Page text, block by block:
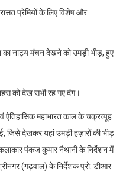
प्रेमियों के लिए विशेष और
का नाट्य मंचन देखने को उमड़ी भीड़, हुए
को देख सभी रह गए दंग।
ऐतिहासिक महाभारत काल के चक्रव्यूह
जिसे देखकर यहां उमड़ी हज़ारों की भीड़
पंकज कुमार नैथानी के निर्देशन में
(गढ़वाल) के निर्देशक प्रो. डीआर